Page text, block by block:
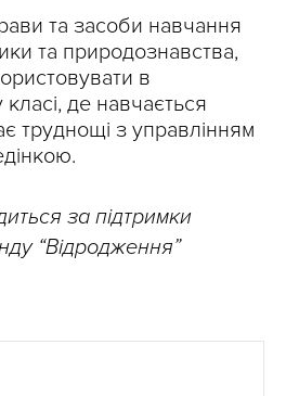
та засоби навчання
та природознавства,
в
де навчається
труднощі з управлінням
за підтримки
“Відродження”